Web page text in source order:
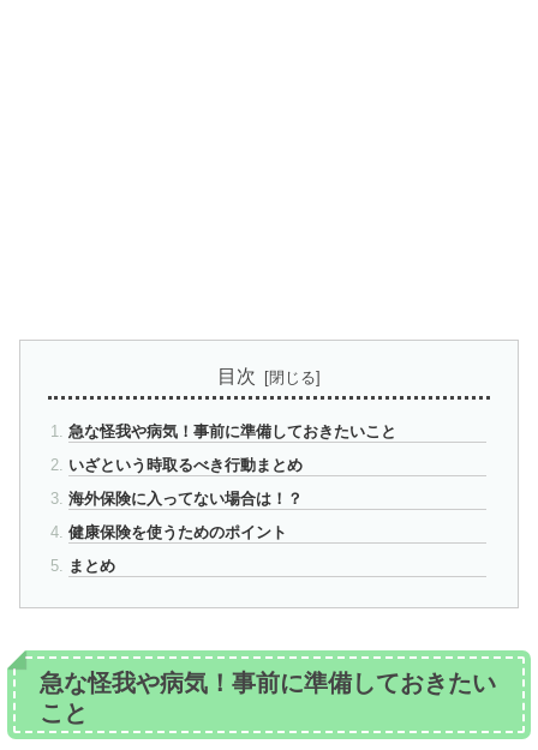
目次
急な怪我や病気！事前に準備しておきたいこと
いざという時取るべき行動まとめ
海外保険に入ってない場合は！？
健康保険を使うためのポイント
まとめ
急な怪我や病気！事前に準備しておきたい
こと